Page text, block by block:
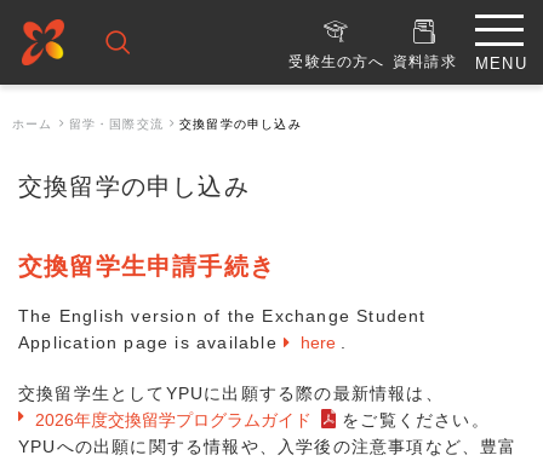
受験生の方へ 資料請求
ホーム 留学・国際交流 交換留学の申し込み
交換留学の申し込み
交換留学生申請手続き
The English version of the Exchange Student
Application page is available
here
交換留学生としてYPUに出願する際の最新情報は、
2026年度交換留学プログラムガイド
をご覧ください。
YPUへの出願に関する情報や、入学後の注意事項など、豊富